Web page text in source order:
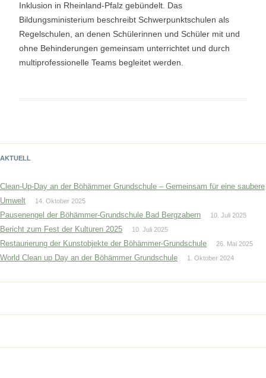
Inklusion in Rheinland-Pfalz gebündelt. Das
Bildungsministerium beschreibt Schwerpunktschulen als
Regelschulen, an denen Schülerinnen und Schüler mit und
ohne Behinderungen gemeinsam unterrichtet und durch
multiprofessionelle Teams begleitet werden.
AKTUELL
Clean-Up-Day an der Böhämmer Grundschule – Gemeinsam für eine saubere
Umwelt
14. Oktober 2025
Pausenengel der Böhämmer-Grundschule Bad Bergzabern 10. Juli 2025
Bericht zum Fest der Kulturen 2025 10. Juli 2025
Restaurierung der Kunstobjekte der Böhämmer-Grundschule 26. Mai 2025
World Clean up Day an der Böhämmer Grundschule 1. Oktober 2024